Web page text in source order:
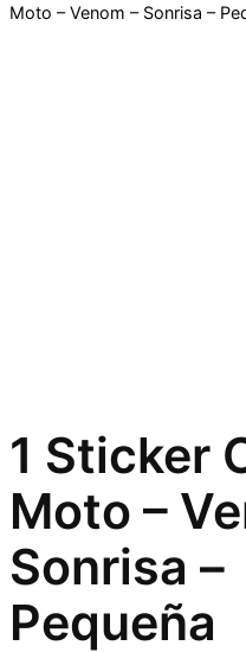
Moto – Venom – Sonrisa –
1 Sticker
Moto –
Sonrisa –
Pequeña